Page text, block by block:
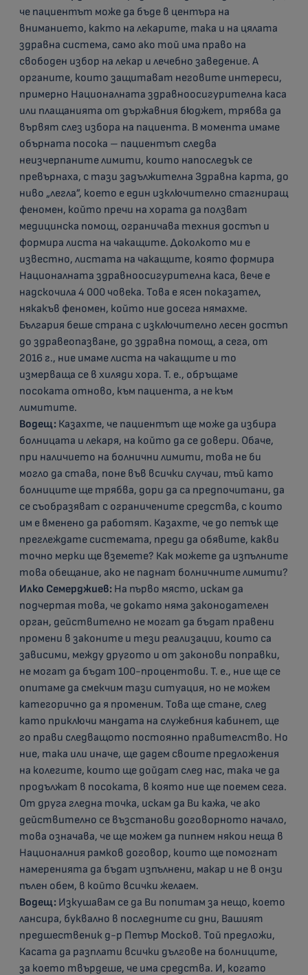
че пациентът може да бъде в центъра на
вниманието, както на лекарите, така и на цялата
здравна система, само ако той има право на
свободен избор на лекар и лечебно заведение. А
органите, които защитават неговите интереси,
примерно Националната здравноосигурителна каса
или плащанията от държавния бюджет, трябва да
вървят слез избора на пациента. В момента имаме
обърната посока – пациентът следва
неизчерпаните лимити, които напоследък се
превърнаха, с тази задължителна Здравна карта, до
ниво „легла”, което е един изключително стагниращ
феномен, който пречи на хората да ползват
медицинска помощ, ограничава техния достъп и
формира листа на чакащите. Доколкото ми е
известно, листата на чакащите, която формира
Националната здравноосигурителна каса, вече е
надскочила 4 000 човека. Това е ясен показател,
някакъв феномен, който ние досега нямахме.
България беше страна с изключително лесен достъп
до здравеопазване, до здравна помощ, а сега, от
2016 г., ние имаме листа на чакащите и то
измерваща се в хиляди хора. Т. е., обръщаме
посоката отново, към пациента, а не към
лимитите.
Водещ: Казахте, че пациентът ще може да избира
болницата и лекаря, на който да се довери. Обаче,
при наличието на болнични лимити, това не би
могло да става, поне във всички случаи, тъй като
болниците ще трябва, дори да са предпочитани, да
се съобразяват с ограничените средства, с които
им е вменено да работят. Казахте, че до петък ще
преглеждате системата, преди да обявите, какви
точно мерки ще вземете? Как можете да изпълните
това обещание, ако не паднат болничните лимити?
Илко Семерджиев: На първо място, искам да
подчертая това, че докато няма законодателен
орган, действително не могат да бъдат правени
промени в законите и тези реализации, които са
зависими, между другото и от законови поправки,
не могат да бъдат 100-процентови. Т. е., ние ще се
опитаме да смекчим тази ситуация, но не можем
категорично да я променим. Това ще стане, след
като приключи мандата на служебния кабинет, ще
го прави следващото постоянно правителство. Но
ние, така или иначе, ще дадем своите предложения
на колегите, които ще дойдат след нас, така че да
продължат в посоката, в която ние ще поемем сега.
От друга гледна точка, искам да Ви кажа, че ако
действително се възстанови договорното начало,
това означава, че ще можем да пипнем някои неща в
Националния рамков договор, които ще помогнат
намеренията да бъдат изпълнени, макар и не в онзи
пълен обем, в който всички желаем.
Водещ: Изкушавам се да Ви попитам за нещо, което
лансира, буквално в последните си дни, Вашият
предшественик д-р Петър Москов. Той предложи,
Касата да разплати всички дългове на болниците,
за което твърдеше, че има средства. И, когато